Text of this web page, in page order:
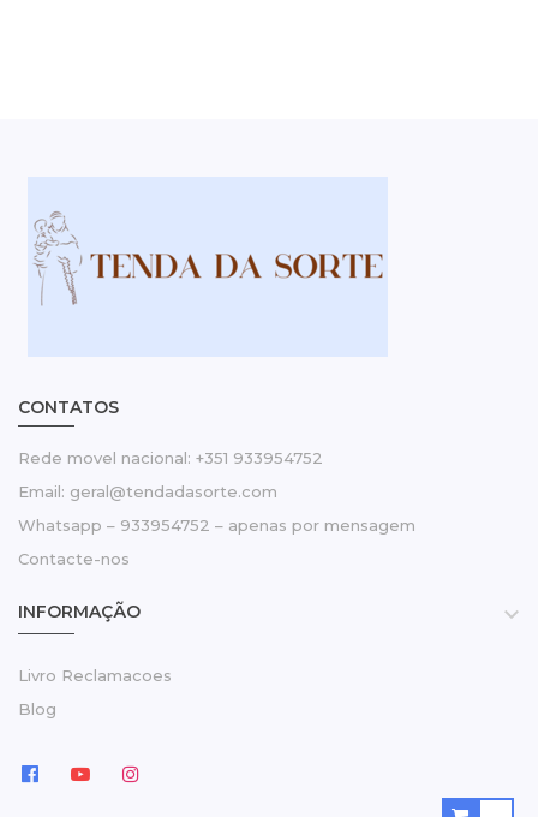
CONTATOS
Rede movel nacional: +351 933954752
Email: geral@tendadasorte.com
Whatsapp – 933954752 – apenas por mensagem
Contacte-nos
INFORMAÇÃO 
Livro Reclamacoes
Blog